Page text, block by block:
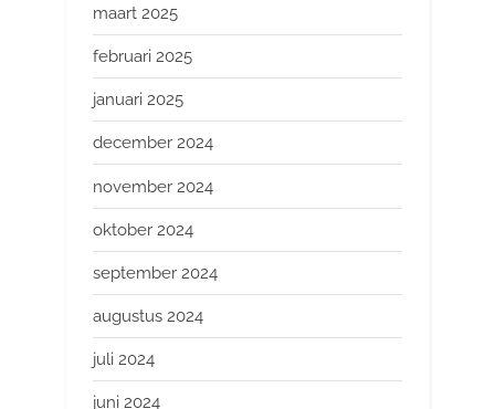
maart 2025
februari 2025
januari 2025
december 2024
november 2024
oktober 2024
september 2024
augustus 2024
juli 2024
juni 2024